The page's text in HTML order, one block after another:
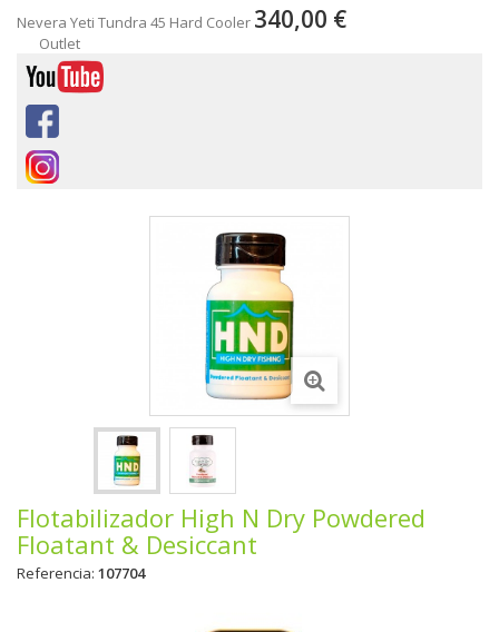
Nevera Yeti Tundra 45 Hard Cooler 340,00 €
Outlet
Flotabilizador High N Dry Powdered
Floatant & Desiccant
Referencia: 107704